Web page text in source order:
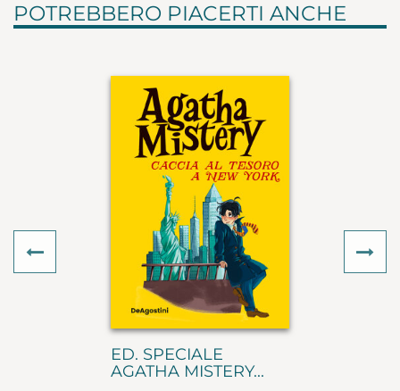
POTREBBERO PIACERTI ANCHE
ED. SPECIALE
AGATHA MISTERY...
Previous